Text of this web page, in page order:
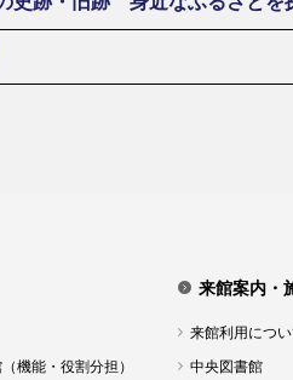
機能・役割分担）
来館案内・
来館利用につ
中央図書館